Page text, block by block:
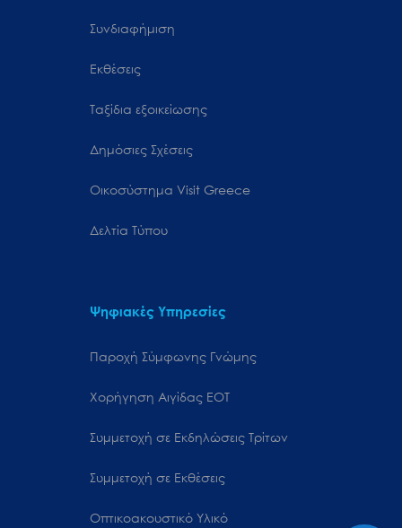
Συνδιαφήμιση
Εκθέσεις
Ταξίδια εξοικείωσης
Δημόσιες Σχέσεις
Oικοσύστημα Visit Greece
Δελτία Τύπου
Ψηφιακές Υπηρεσίες
Παροχή Σύμφωνης Γνώμης
Χορήγηση Αιγίδας ΕΟΤ
Συμμετοχή σε Εκδηλώσεις Τρίτων
Συμμετοχή σε Εκθέσεις
Οπτικοακουστικό Υλικό